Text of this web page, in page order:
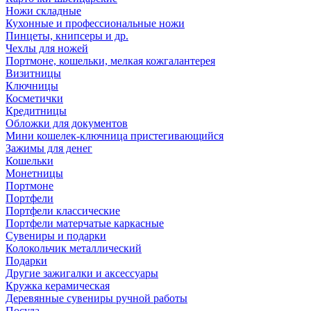
Ножи складные
Кухонные и профессиональные ножи
Пинцеты, книпсеры и др.
Чехлы для ножей
Портмоне, кошельки, мелкая кожгалантерея
Визитницы
Ключницы
Косметички
Кредитницы
Обложки для документов
Мини кошелек-ключница пристегивающийся
Зажимы для денег
Кошельки
Монетницы
Портмоне
Портфели
Портфели классические
Портфели матерчатые каркасные
Сувениры и подарки
Колокольчик металлический
Подарки
Другие зажигалки и аксессуары
Кружка керамическая
Деревянные сувениры ручной работы